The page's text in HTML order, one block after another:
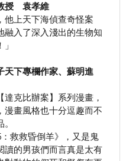
授 袁孝維
上天下海偵查奇怪案
融入了深入淺出的生物知
下專欄作家、蘇明進
克比辦案】系列漫畫，
漫畫風格也十分逗趣而不
救救昏倒羊》，又是鬼
讀的男孩們而言真是太有